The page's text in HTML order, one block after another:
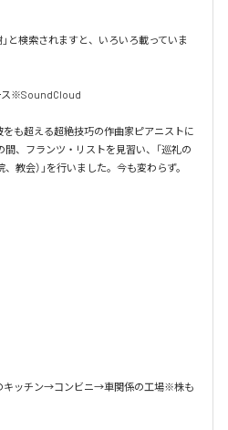
と検索されますと、いろいろ載っていま
ス※SoundCloud
も超える超絶技巧の作曲家ピアニストに
、フランツ・リストを見習い、「巡礼の
教会）」を行いました。今も変わらず。
キッチン→コンビニ→車関係の工場※株も